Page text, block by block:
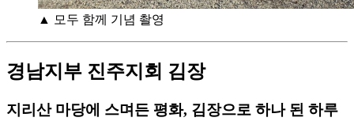
▲ 모두 함께 기념 촬영
경남지부 진주지회 김장
지리산 마당에 스며든 평화, 김장으로 하나 된 하루